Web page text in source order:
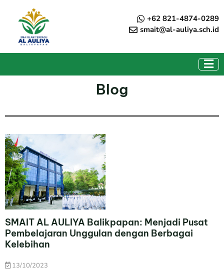
content
+62 821-4874-0289
smait@al-auliya.sch.id
Blog
SMAIT AL AULIYA Balikpapan: Menjadi Pusat
Pembelajaran Unggulan dengan Berbagai
Kelebihan
13/10/2023